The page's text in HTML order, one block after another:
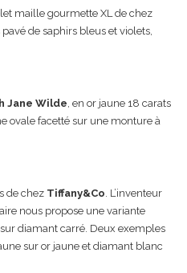
maille gourmette XL de chez
de saphirs bleus et violets,
Jane Wilde , en or jaune 18 carats
ovale facetté sur une monture à
de chez Tiffany&Co . L’inventeur
nous propose une variante
diamant carré. Deux exemples
sur or jaune et diamant blanc